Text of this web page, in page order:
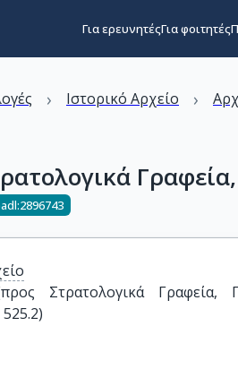
Για ερευνητέςΓια φοιτητές
› Ιστορικό Αρχείο ›
Στρατολογικά Γραφεία,